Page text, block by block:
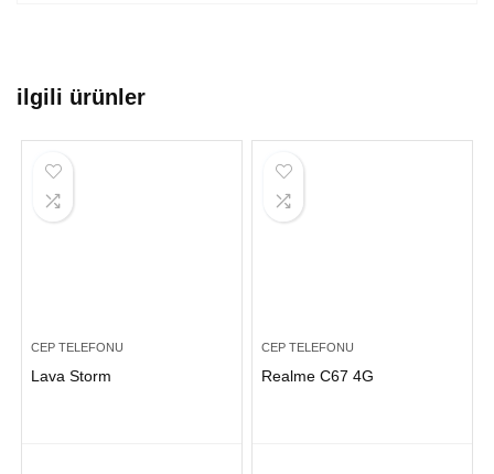
ilgili ürünler
CEP TELEFONU
Lava Storm
CEP TELEFONU
Realme C67 4G